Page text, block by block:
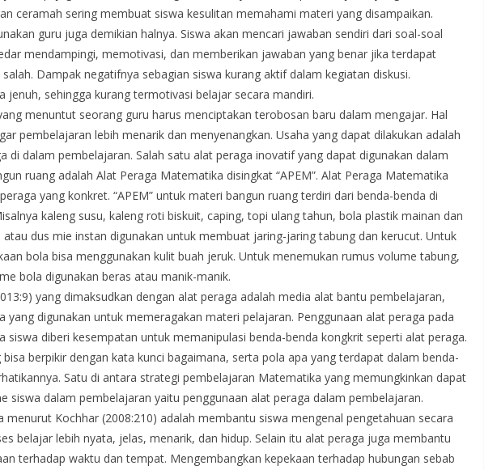
ceramah sering membuat siswa kesulitan memahami materi yang disampaikan.
guru juga demikian halnya. Siswa akan mencari jawaban sendiri dari soal-soal
mendampingi, memotivasi, dan memberikan jawaban yang benar jika terdapat
Dampak negatifnya sebagian siswa kurang aktif dalam kegiatan diskusi.
jenuh, sehingga kurang termotivasi belajar secara mandiri.
menuntut seorang guru harus menciptakan terobosan baru dalam mengajar. Hal
pembelajaran lebih menarik dan menyenangkan. Usaha yang dapat dilakukan adalah
di dalam pembelajaran. Salah satu alat peraga inovatif yang dapat digunakan dalam
ruang adalah Alat Peraga Matematika disingkat “APEM”. Alat Peraga Matematika
yang konkret. “APEM” untuk materi bangun ruang terdiri dari benda-benda di
kaleng susu, kaleng roti biskuit, caping, topi ulang tahun, bola plastik mainan dan
atau dus mie instan digunakan untuk membuat jaring-jaring tabung dan kerucut. Untuk
bola bisa menggunakan kulit buah jeruk. Untuk menemukan rumus volume tabung,
bola digunakan beras atau manik-manik.
yang dimaksudkan dengan alat peraga adalah media alat bantu pembelajaran,
yang digunakan untuk memeragakan materi pelajaran. Penggunaan alat peraga pada
siswa diberi kesempatan untuk memanipulasi benda-benda kongkrit seperti alat peraga.
bisa berpikir dengan kata kunci bagaimana, serta pola apa yang terdapat dalam benda-
Satu di antara strategi pembelajaran Matematika yang memungkinkan dapat
siswa dalam pembelajaran yaitu penggunaan alat peraga dalam pembelajaran.
menurut Kochhar (2008:210) adalah membantu siswa mengenal pengetahuan secara
belajar lebih nyata, jelas, menarik, dan hidup. Selain itu alat peraga juga membantu
terhadap waktu dan tempat. Mengembangkan kepekaan terhadap hubungan sebab